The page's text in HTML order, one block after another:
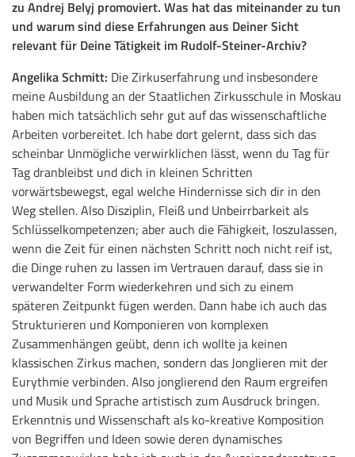
zu Andrej Belyj promoviert. Was hat das miteinander zu tun
und warum sind diese Erfahrungen aus Deiner Sicht
relevant für Deine Tätigkeit im Rudolf-Steiner-Archiv?
Angelika Schmitt: Die Zirkuserfahrung und insbesondere
meine Ausbildung an der Staatlichen Zirkusschule in Moskau
haben mich tatsächlich sehr gut auf das wissenschaftliche
Arbeiten vorbereitet. Ich habe dort gelernt, dass sich das
scheinbar Unmögliche verwirklichen lässt, wenn du Tag für
Tag dranbleibst und dich in kleinen Schritten
vorwärtsbewegst, egal welche Hindernisse sich dir in den
Weg stellen. Also Disziplin, Fleiß und Unbeirrbarkeit als
Schlüsselkompetenzen; aber auch die Fähigkeit, loszulassen,
wenn die Zeit für einen nächsten Schritt noch nicht reif ist,
die Dinge ruhen zu lassen im Vertrauen darauf, dass sie in
verwandelter Form wiederkehren und sich zu einem
späteren Zeitpunkt fügen werden. Dann habe ich auch das
Strukturieren und Komponieren von komplexen
Zusammenhängen geübt, denn ich wollte ja keinen
klassischen Zirkus machen, sondern das Jonglieren mit der
Eurythmie verbinden. Also jonglierend den Raum ergreifen
und Musik und Sprache artistisch zum Ausdruck bringen.
Erkenntnis und Wissenschaft als ko-kreative Komposition
von Begriffen und Ideen sowie deren dynamisches